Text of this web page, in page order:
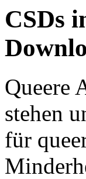
CSDs
Queere
stehen
für